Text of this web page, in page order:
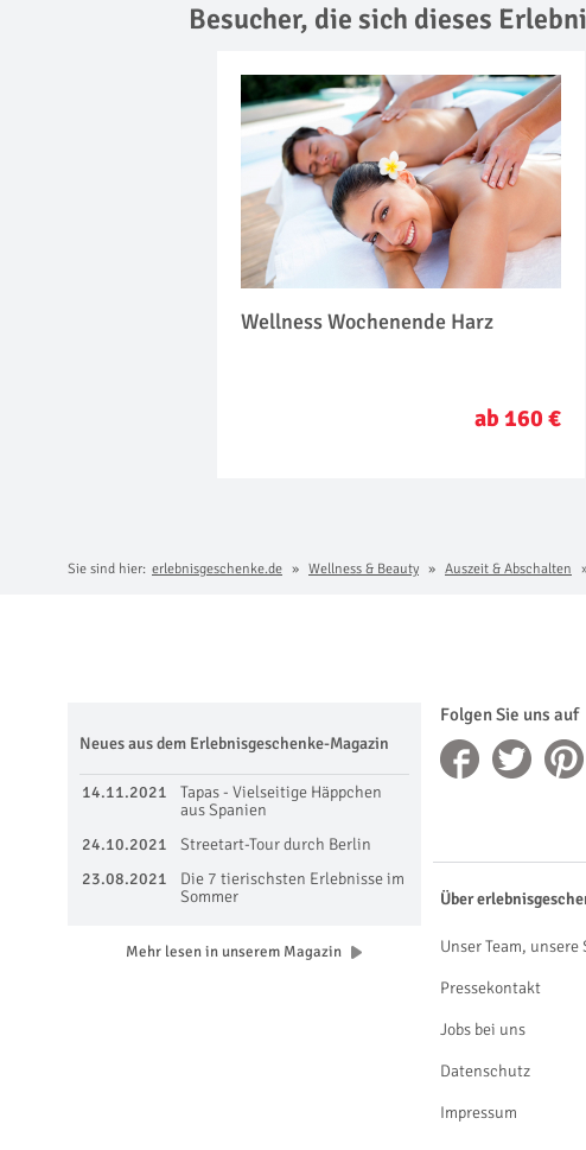
Besucher, die sich dieses
Wellness Wochenende Harz
ab 160 €
Sie sind hier: erlebnisgeschenke.de Wellness & Beauty Auszeit & Abschalten
Folgen Sie uns auf
Neues aus dem Erlebnisgeschenke-Magazin
14.11.2021
Tapas - Vielseitige Häppchen
aus Spanien
24.10.2021
Streetart-Tour durch Berlin
23.08.2021
Die 7 tierischsten Erlebnisse im
Sommer
Mehr lesen in unserem Magazin
Über
Unser Team, unsere
Pressekontakt
Jobs bei uns
Datenschutz
Impressum